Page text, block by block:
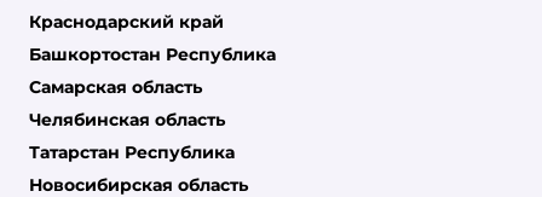
Краснодарский край
Башкортостан Республика
Самарская область
Челябинская область
Татарстан Республика
Новосибирская область